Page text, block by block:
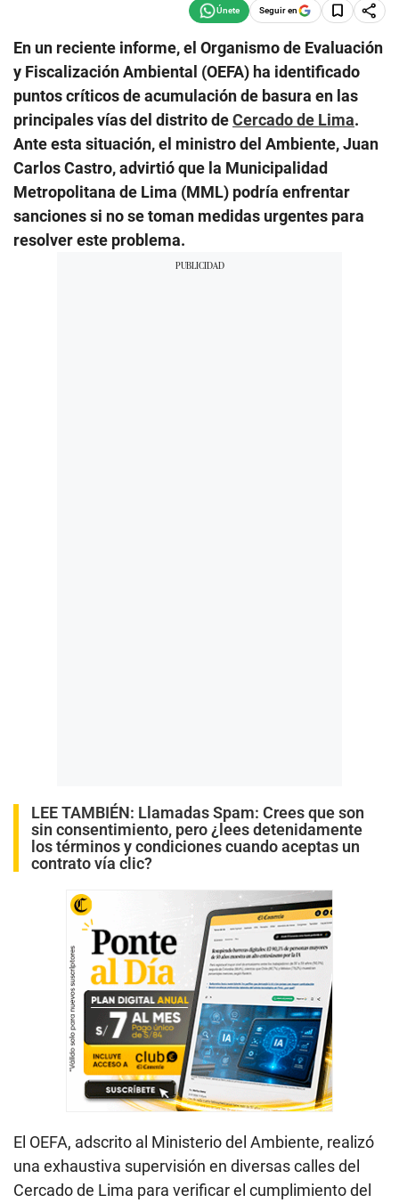
Seguir en
En un reciente informe, el Organismo de Evaluación
y Fiscalización Ambiental (OEFA) ha identificado
puntos críticos de acumulación de basura en las
principales vías del distrito deCercado de Lima.
Ante esta situación, el ministro del Ambiente, Juan
Carlos Castro, advirtió que la Municipalidad
Metropolitana de Lima (MML) podría enfrentar
sanciones si no se toman medidas urgentes para
resolver este problema.
LEE TAMBIÉN: Llamadas Spam: Crees que son
sin consentimiento, pero ¿lees detenidamente
los términos y condiciones cuando aceptas un
contrato vía clic?
El OEFA, adscrito al Ministerio del Ambiente, realizó
una exhaustiva supervisión en diversas calles del
Cercado de Lima para verificar el cumplimiento del